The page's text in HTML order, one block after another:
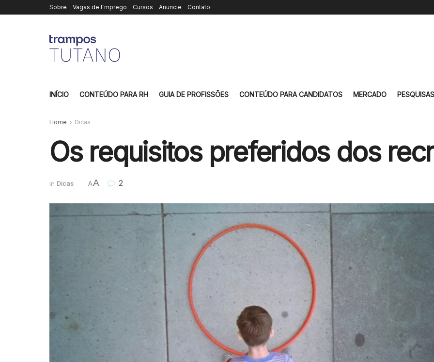
Sobre Vagas de Emprego Cursos Anuncie Contato
INÍCIO CONTEÚDO PARA RH GUIA DE PROFISSÕES CONTEÚDO PARA CANDIDATOS MERCADO PESQUISAS
Home Dicas
Os requisitos preferidos dos
in Dicas AA 2